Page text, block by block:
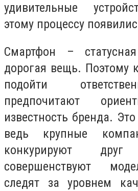
удивительные
этому процессу
Смартфон –
дорогая вещь. Поэтому
подойти
предпочитают
известность бренда.
ведь крупные
конкурируют
совершенствуют
следят за уровнем